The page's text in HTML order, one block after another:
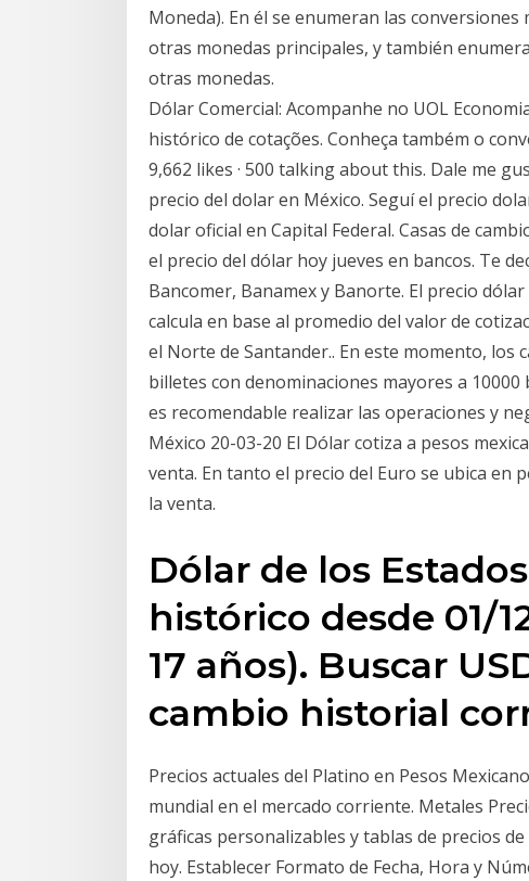
Moneda). En él se enumeran las
otras monedas principales, y también
otras monedas.
Dólar Comercial: Acompanhe no UOL
histórico de cotações. Conheça também o
9,662 likes · 500 talking about this. Dale me
precio del dolar en México. Seguí el precio
dolar oficial en Capital Federal. Casas de
el precio del dólar hoy jueves en bancos. Te
Bancomer, Banamex y Banorte. El precio
calcula en base al promedio del valor de
el Norte de Santander.. En este momento,
billetes con denominaciones mayores a
es recomendable realizar las operaciones y
México 20-03-20 El Dólar cotiza a pesos
venta. En tanto el precio del Euro se ubica en
la venta.
Dólar de los
histórico desde 01/
17 años). Buscar
cambio historial
Precios actuales del Platino en Pesos
mundial en el mercado corriente. Metales
gráficas personalizables y tablas de precios
hoy. Establecer Formato de Fecha, Hora y